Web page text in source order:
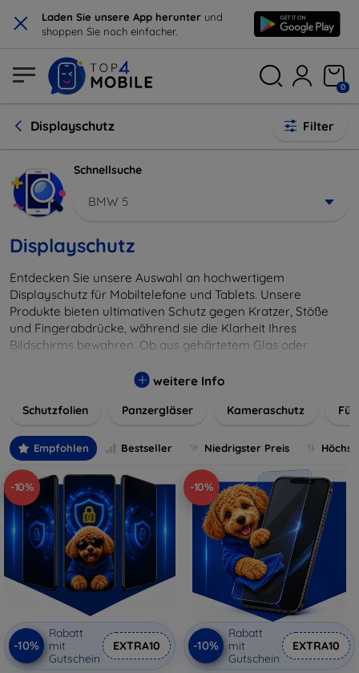
× Laden Sie unsere App herunter und
shoppen Sie noch einfacher.
0
Displayschutz Filter
Schnellsuche
BMW 5
Displayschutz
Entdecken Sie unsere Auswahl an hochwertigem
Displayschutz für Mobiltelefone und Tablets. Unsere
Produkte bieten ultimativen Schutz gegen Kratzer, Stöße
und Fingerabdrücke, während sie die Klarheit Ihres
Bildschirms bewahren. Ob aus gehärtetem Glas oder
installieren und passgenau für jedes Gerät, um eine
wertvolles Gerät mit unseren langlebigen und zuverlässigen
digitales Erlebnis.
weitere Info
Schutzfolien Panzergläser Kameraschutz
Empfohlen Bestseller Niedrigster Preis
-10%
-10%
Rabatt
mit
Gutschein
EXTRA10
-10%
-10%
Rabatt
mit
Gutschein
EXTRA10